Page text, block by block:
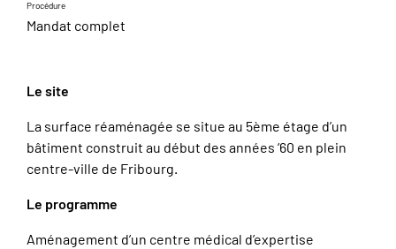
Procédure
Mandat complet
Le site
La surface réaménagée se situe au 5ème étage d’un
bâtiment construit au début des années ‘60 en plein
centre-ville de Fribourg.
Le programme
Aménagement d’un centre médical d’expertise